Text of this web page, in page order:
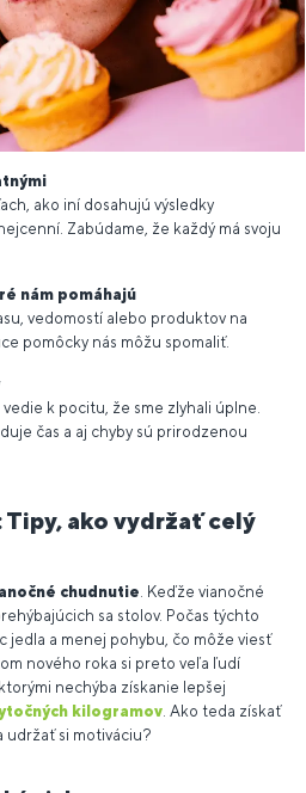
ako iní dosahujú výsledky
Zabúdame, že každý má svoju
nám pomáhajú
vedomostí alebo produktov na
pomôcky nás môžu spomaliť.
k pocitu, že sme zlyhali úplne.
čas a aj chyby sú prirodzenou
ako vydržať celý
chudnutie. Keďže vianočné
sa stolov. Počas týchto
jedla a menej pohybu, čo môže viesť
nového roka si preto veľa ľudí
nechýba získanie lepšej
kilogramov. Ako teda získať
udržať si motiváciu?